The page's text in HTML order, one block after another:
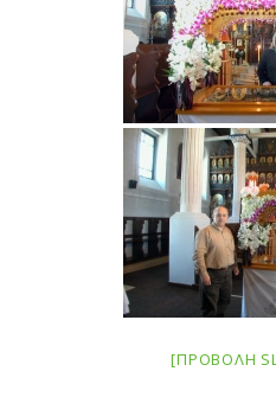
[ΠΡΟΒΟΛΉ